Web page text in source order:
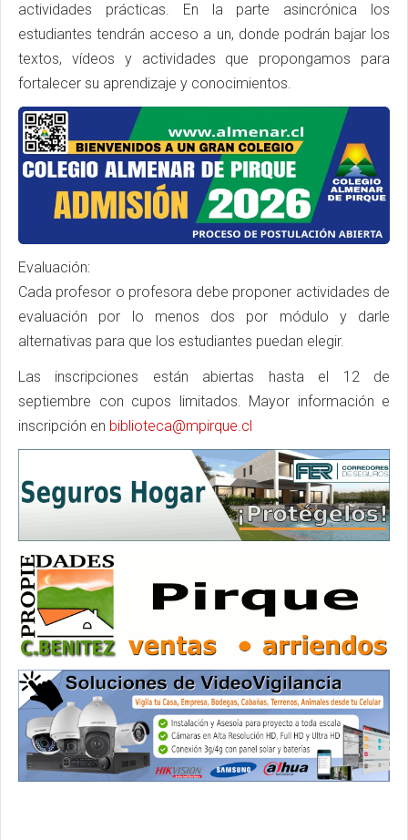
actividades prácticas. En la parte asincrónica los
estudiantes tendrán acceso a un, donde podrán bajar los
textos, vídeos y actividades que propongamos para
fortalecer su aprendizaje y conocimientos.
Evaluación:
Cada profesor o profesora debe proponer actividades de
evaluación por lo menos dos por módulo y darle
alternativas para que los estudiantes puedan elegir.
Las inscripciones están abiertas hasta el 12 de
septiembre con cupos limitados. Mayor información e
inscripción en biblioteca@mpirque.cl